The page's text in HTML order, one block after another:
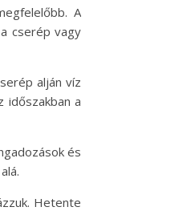
A
cserép vagy
alján víz
időszakban a
és
Hetente